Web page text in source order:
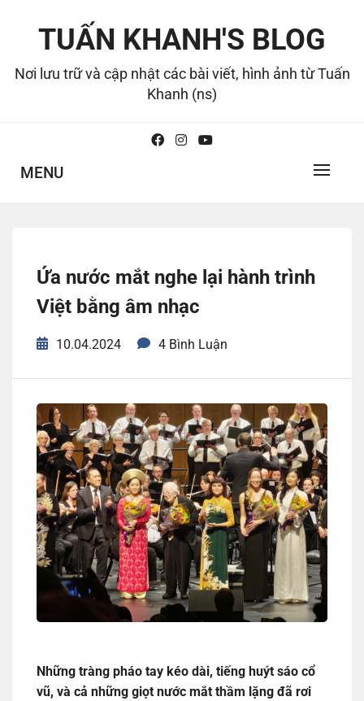
TUẤN KHANH'S BLOG
Nơi lưu trữ và cập nhật các bài viết, hình ảnh từ Tuấn
Khanh (ns)
MENU
Ứa nước mắt nghe lại hành trình
Việt bằng âm nhạc
10.04.2024 4 Bình Luận
Những tràng pháo tay kéo dài, tiếng huýt sáo cổ
vũ, và cả những giọt nước mắt thầm lặng đã rơi